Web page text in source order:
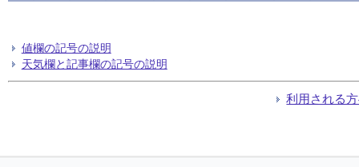
値欄の記号の説明
天気欄と記事欄の記号の説明
利用される